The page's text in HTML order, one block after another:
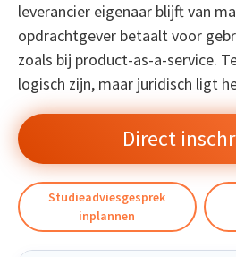
leverancier eigenaar blijft van
opdrachtgever betaalt voor
zoals bij product-as-a-service.
logisch zijn, maar juridisch ligt
Studieadviesgesprek
inplannen
Direct